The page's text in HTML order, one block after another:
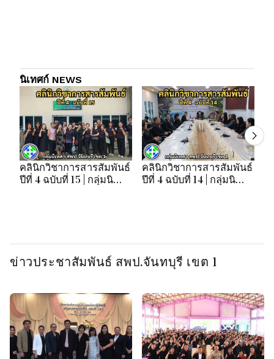
นิเทศก์ NEWS
คลินิกวิชาการสารสัมพันธ์
ปีที่ 4 ฉบับที่ 15 | กลุ่มนิ
คลินิกวิชาการสารสัมพันธ์
ปีที่ 4 ฉบับที่ 14 | กลุ่มนิ
ข่าวประชาสัมพันธ์ สพป.จันทบุรี เขต 1